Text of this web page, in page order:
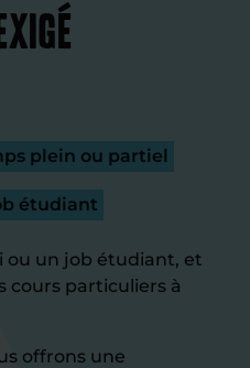
plein ou partiel
étudiant
ou un job étudiant, et
cours particuliers à
offrons une